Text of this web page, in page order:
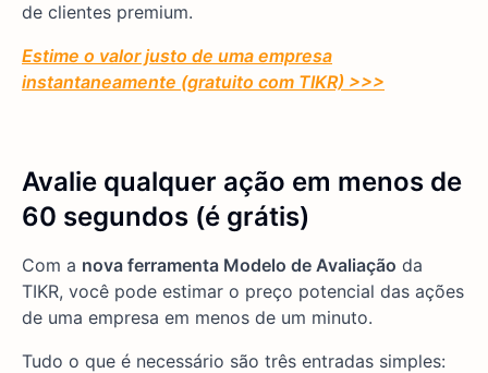
de clientes premium.
Estime o valor justo de uma empresa
instantaneamente (gratuito com TIKR) >>>
Avalie qualquer ação em menos de
60 segundos (é grátis)
Com a nova ferramenta Modelo de Avaliação da
TIKR, você pode estimar o preço potencial das ações
de uma empresa em menos de um minuto.
Tudo o que é necessário são três entradas simples: